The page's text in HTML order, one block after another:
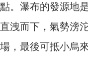
點。瀑布的發源地
直洩而下，氣勢滂
場，最後可抵小烏